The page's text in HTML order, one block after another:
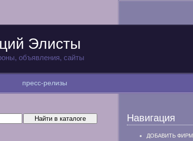
Элисты
объявления, сайты
пресс-релизы
Навигация
ДОБАВИТЬ